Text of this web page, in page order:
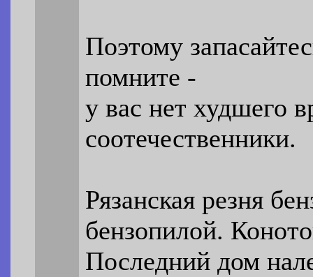
Поэтому
помните -
у вас нет худшего
соотечественники.
Рязанская резня
бензопилой.
Последний дом